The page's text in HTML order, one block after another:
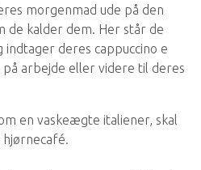
morgenmad ude på den
de kalder dem. Her står de
indtager deres cappuccino e
arbejde eller videre til deres
en vaskeægte italiener, skal
hjørnecafé.